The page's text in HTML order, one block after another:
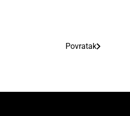
Povratak